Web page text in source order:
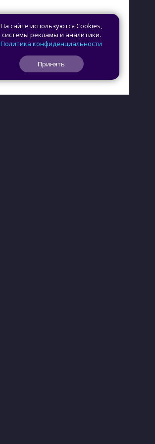
На сайте используются Cookies,
системы рекламы и аналитики.
Политика конфиденциальности
Принять